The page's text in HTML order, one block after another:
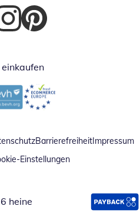
neuem Fenster
in neuem Fenster
Öffnet in neuem Fenster
einkaufen
Fenster
Öffnet in neuem Fenster
BarrierefreiheitImpressum
Einstellungen
heine